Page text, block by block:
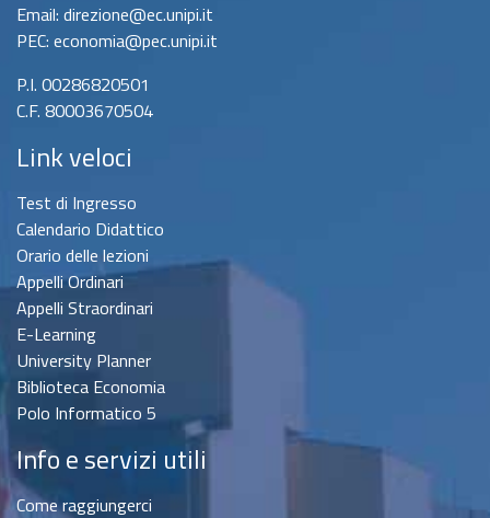
Email: direzione@ec.unipi.it
PEC: economia@pec.unipi.it
P.I. 00286820501
C.F. 80003670504
Link veloci
Test di Ingresso
Calendario Didattico
Orario delle lezioni
Appelli Ordinari
Appelli Straordinari
E-Learning
University Planner
Biblioteca Economia
Polo Informatico 5
Info e servizi utili
Come raggiungerci